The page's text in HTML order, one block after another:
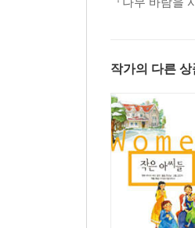
작가의 다른 상